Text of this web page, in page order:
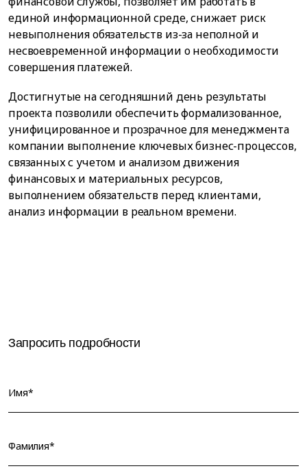
единой информационной среде, снижает риск
невыполнения обязательств из-за неполной и
несвоевременной информации о необходимости
совершения платежей.
Достигнутые на сегодняшний день результаты
проекта позволили обеспечить формализованное,
унифицированное и прозрачное для менеджмента
компании выполнение ключевых бизнес-процессов,
связанных с учетом и анализом движения
финансовых и материальных ресурсов,
выполнением обязательств перед клиентами,
анализ информации в реальном времени.
Запросить подробности
Имя*
Фамилия*